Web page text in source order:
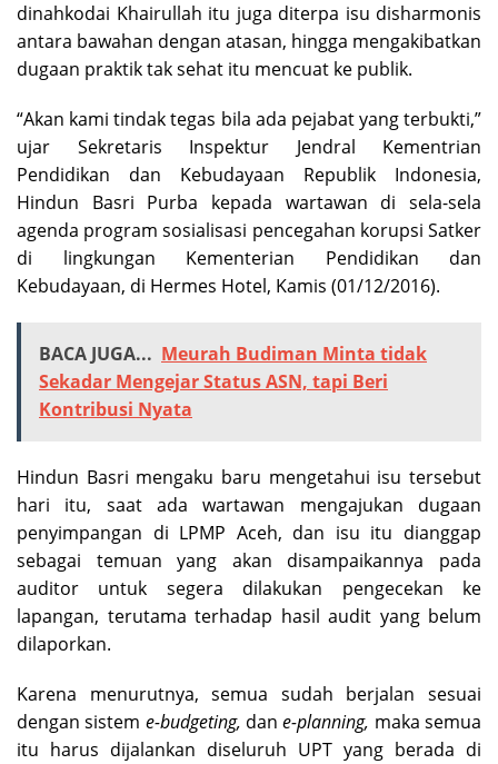
dinahkodai Khairullah itu juga diterpa isu disharmonis
antara bawahan dengan atasan, hingga mengakibatkan
dugaan praktik tak sehat itu mencuat ke publik.
“Akan kami tindak tegas bila ada pejabat yang terbukti,”
ujar Sekretaris Inspektur Jendral Kementrian
Pendidikan dan Kebudayaan Republik Indonesia,
Hindun Basri Purba kepada wartawan di sela-sela
agenda program sosialisasi pencegahan korupsi Satker
di lingkungan Kementerian Pendidikan dan
Kebudayaan, di Hermes Hotel, Kamis (01/12/2016).
BACA JUGA... Meurah Budiman Minta tidak
Sekadar Mengejar Status ASN, tapi Beri
Kontribusi Nyata
Hindun Basri mengaku baru mengetahui isu tersebut
hari itu, saat ada wartawan mengajukan dugaan
penyimpangan di LPMP Aceh, dan isu itu dianggap
sebagai temuan yang akan disampaikannya pada
auditor untuk segera dilakukan pengecekan ke
lapangan, terutama terhadap hasil audit yang belum
dilaporkan.
Karena menurutnya, semua sudah berjalan sesuai
dengan sistem e-budgeting, dane-planning, maka semua
itu harus dijalankan diseluruh UPT yang berada di